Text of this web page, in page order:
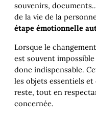
souvenirs,
de la vie de la
étape émotionnelle
Lorsque le
est souvent
donc indispensable.
les objets essentiels
reste, tout en
concernée.